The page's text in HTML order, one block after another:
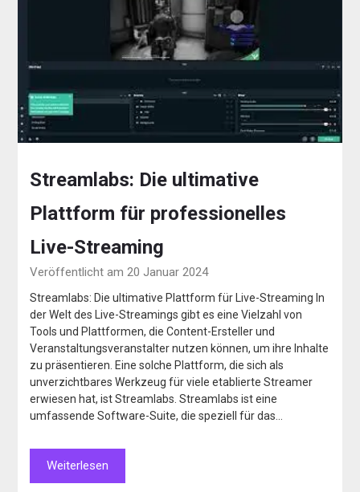
Streamlabs: Die ultimative
Plattform für professionelles
Live-Streaming
Veröffentlicht am 20 Januar 2024
Streamlabs: Die ultimative Plattform für Live-Streaming In
der Welt des Live-Streamings gibt es eine Vielzahl von
Tools und Plattformen, die Content-Ersteller und
Veranstaltungsveranstalter nutzen können, um ihre Inhalte
zu präsentieren. Eine solche Plattform, die sich als
unverzichtbares Werkzeug für viele etablierte Streamer
erwiesen hat, ist Streamlabs. Streamlabs ist eine
umfassende Software-Suite, die speziell für das…
Weiterlesen